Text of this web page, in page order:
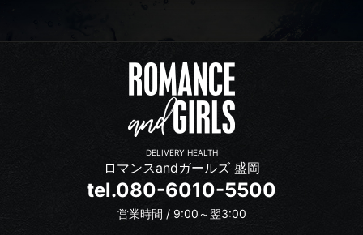
DELIVERY HEALTH
ロマンスandガールズ 盛岡
tel.080-6010-5500
営業時間 / 9:00～翌3:00